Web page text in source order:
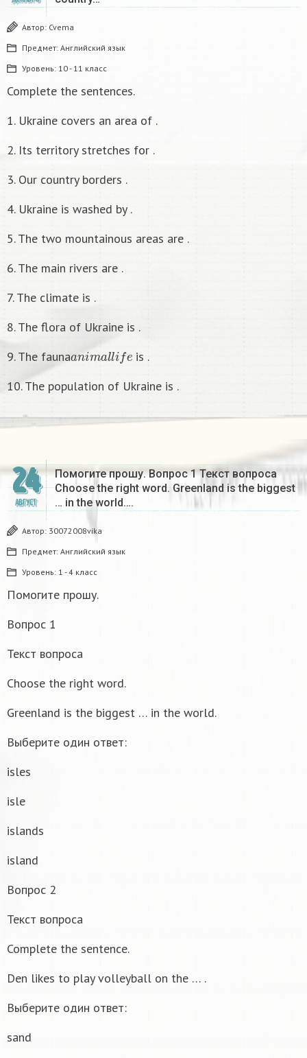
Автор: Cvema
Предмет: Английский язык
Уровень: 10 - 11 класс
Complete the sentences.
1. Ukraine covers an area of .
2. Its territory stretches for .
3. Our country borders .
4. Ukraine is washed by .
5. The two mountainous areas are .
6. The main rivers are .
7. The climate is .
8. The flora of Ukraine is .
9. The fauna
m a life
is .
10. The population of Ukraine is .
24
АВГУСТ
Помогите прошу. Вопрос 1 Текст вопроса
Choose the right word. Greenland is the biggest
… in the world….
Автор: 30072008vika
Предмет: Английский язык
Уровень: 1 - 4 класс
Помогите прошу.
Вопрос 1
Текст вопроса
Choose the right word.
Greenland is the biggest … in the world.
Выберите один ответ:
isles
isle
islands
island
Вопрос 2
Текст вопроса
Complete the sentence.
Den likes to play volleyball on the … .
Выберите один ответ:
sand